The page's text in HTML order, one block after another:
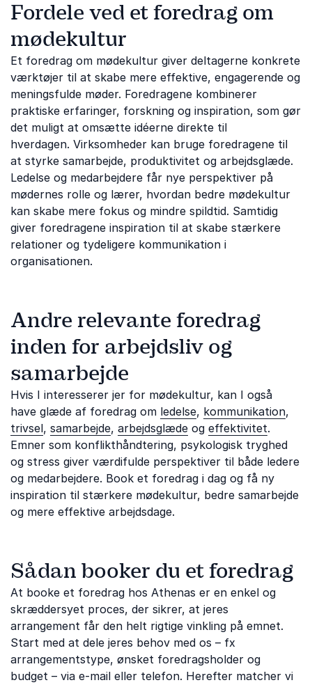
Fordele ved et foredrag om
mødekultur
Et foredrag om mødekultur giver deltagerne konkrete
værktøjer til at skabe mere effektive, engagerende og
meningsfulde møder. Foredragene kombinerer
praktiske erfaringer, forskning og inspiration, som gør
det muligt at omsætte idéerne direkte til
hverdagen. Virksomheder kan bruge foredragene til
at styrke samarbejde, produktivitet og arbejdsglæde.
Ledelse og medarbejdere får nye perspektiver på
mødernes rolle og lærer, hvordan bedre mødekultur
kan skabe mere fokus og mindre spildtid. Samtidig
giver foredragene inspiration til at skabe stærkere
relationer og tydeligere kommunikation i
organisationen.
Andre relevante foredrag
inden for arbejdsliv og
samarbejde
Hvis I interesserer jer for mødekultur, kan I også
have glæde af foredrag om ledelse, kommunikation,
trivsel, samarbejde, arbejdsglæde og effektivitet.
Emner som konflikthåndtering, psykologisk tryghed
og stress giver værdifulde perspektiver til både ledere
og medarbejdere. Book et foredrag i dag og få ny
inspiration til stærkere mødekultur, bedre samarbejde
og mere effektive arbejdsdage.
Sådan booker du et foredrag
At booke et foredrag hos Athenas er en enkel og
skræddersyet proces, der sikrer, at jeres
arrangement får den helt rigtige vinkling på emnet.
Start med at dele jeres behov med os – fx
arrangementstype, ønsket foredragsholder og
budget – via e-mail eller telefon. Herefter matcher vi